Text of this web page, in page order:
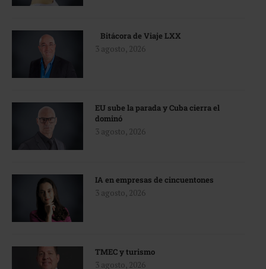
Bitácora de Viaje LXX
3 agosto, 2026
EU sube la parada y Cuba cierra el
dominó
3 agosto, 2026
IA en empresas de cincuentones
3 agosto, 2026
TMEC y turismo
3 agosto, 2026